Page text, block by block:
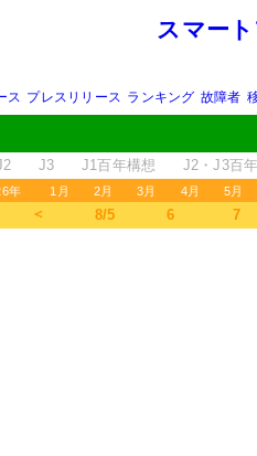
スマー
ス プレスリリース ランキング 故障者
J3 J1百年構想 J2・J3百
年 1月 2月 3月 4月 5月
＜ 8/5 6 7